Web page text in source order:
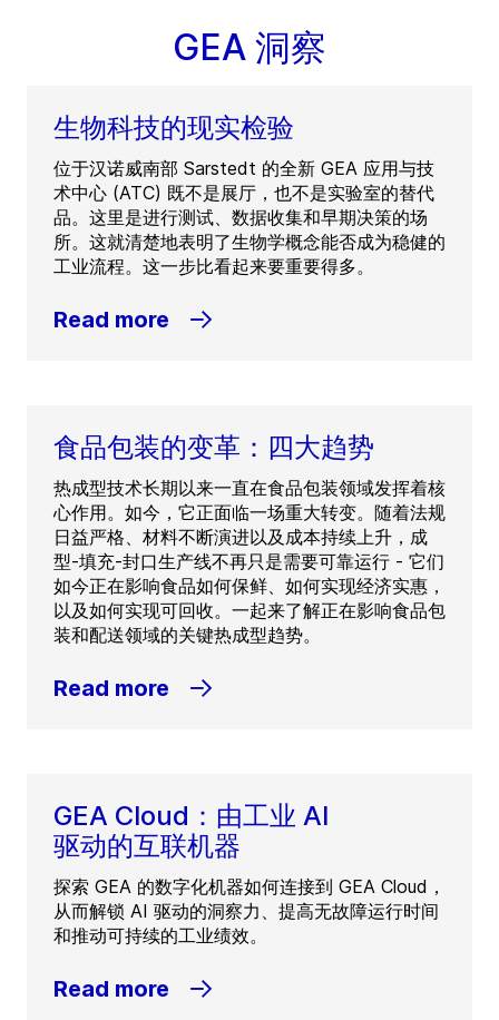
GEA 洞察
生物科技的现实检验
位于汉诺威南部 Sarstedt 的全新 GEA 应用与技
术中心 (ATC) 既不是展厅，也不是实验室的替代
品。这里是进行测试、数据收集和早期决策的场
所。这就清楚地表明了生物学概念能否成为稳健的
工业流程。这一步比看起来要重要得多。
Read more
食品包装的变革：四大趋势
热成型技术长期以来一直在食品包装领域发挥着核
心作用。如今，它正面临一场重大转变。随着法规
日益严格、材料不断演进以及成本持续上升，成
型-填充-封口生产线不再只是需要可靠运行 - 它们
如今正在影响食品如何保鲜、如何实现经济实惠，
以及如何实现可回收。一起来了解正在影响食品包
装和配送领域的关键热成型趋势。
Read more
GEA Cloud：由工业 AI
驱动的互联机器
探索 GEA 的数字化机器如何连接到 GEA Cloud，
从而解锁 AI 驱动的洞察力、提高无故障运行时间
和推动可持续的工业绩效。
Read more